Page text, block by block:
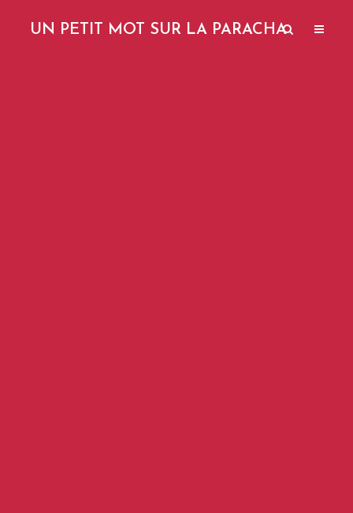
UN PETIT MOT SUR LA PARACHA